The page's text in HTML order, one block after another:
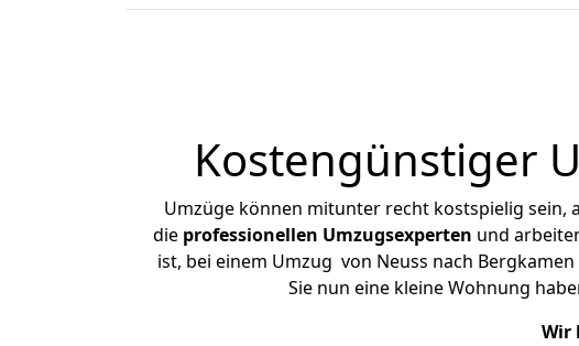
Kostengünstiger
Umzüge können mitunter recht kostspielig sein,
die professionellen Umzugsexperten und
ist, bei einem Umzug von Neuss nach
Sie nun eine kleine Wohnung
Wir